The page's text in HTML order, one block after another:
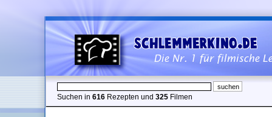
Suchen in 616 Rezepten und 325 Filmen